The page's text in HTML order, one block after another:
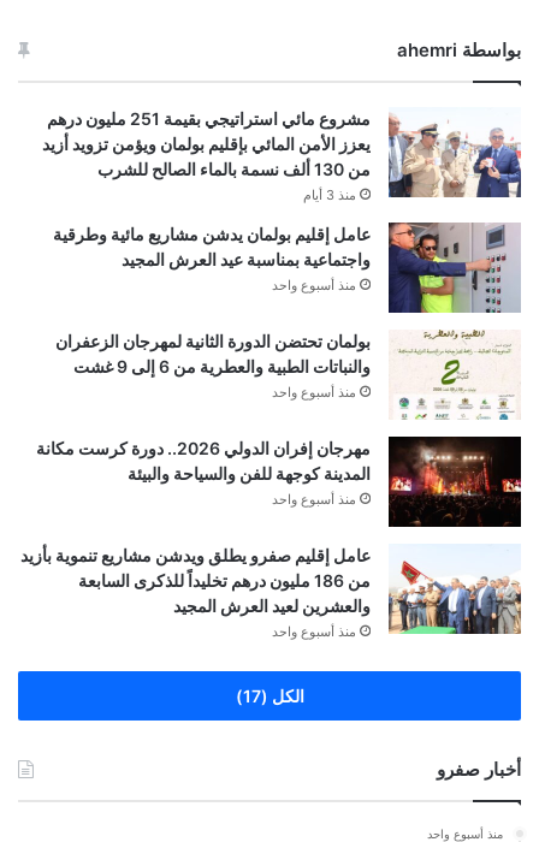
بواسطة ahemri
مشروع مائي استراتيجي بقيمة 251 مليون درهم
يعزز الأمن المائي بإقليم بولمان ويؤمن تزويد أزيد
من 130 ألف نسمة بالماء الصالح للشرب
منذ 3 أيام
عامل إقليم بولمان يدشن مشاريع مائية وطرقية
واجتماعية بمناسبة عيد العرش المجيد
منذ أسبوع واحد
بولمان تحتضن الدورة الثانية لمهرجان الزعفران
والنباتات الطبية والعطرية من 6 إلى 9 غشت
منذ أسبوع واحد
مهرجان إفران الدولي 2026.. دورة كرست مكانة
المدينة كوجهة للفن والسياحة والبيئة
منذ أسبوع واحد
عامل إقليم صفرو يطلق ويدشن مشاريع تنموية بأزيد
من 186 مليون درهم تخليداً للذكرى السابعة
والعشرين لعيد العرش المجيد
منذ أسبوع واحد
الكل (17)
أخبار صفرو
منذ أسبوع واحد